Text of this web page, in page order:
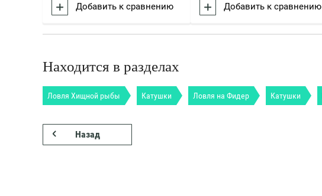
Добавить к сравнению Добавить к сравнению
Находится в разделах
Ловля Хищной рыбы Катушки Ловля на Фидер Катушки
Назад